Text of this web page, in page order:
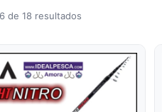
de 18 resultados